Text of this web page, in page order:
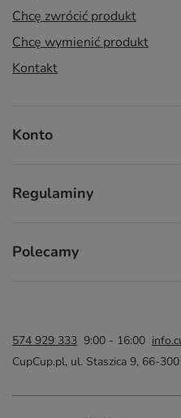
Chcę zwrócić produkt
Chcę wymienić produkt
Kontakt
Konto
Regulaminy
Polecamy
574 929 333 9:00 - 16:00
CupCup.pl, ul. Staszica 9, 66-300